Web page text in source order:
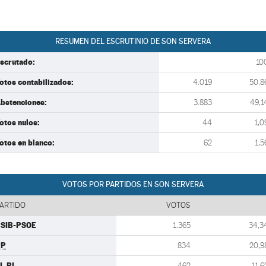
RESUMEN DEL ESCRUTINIO DE SON SERVERA
contabilizados: 4.019
3.883
nulos: 44
en blanco: 62
VOTOS POR PARTIDOS EN SON SERVERA
VOTOS
PSOE 1.365
834